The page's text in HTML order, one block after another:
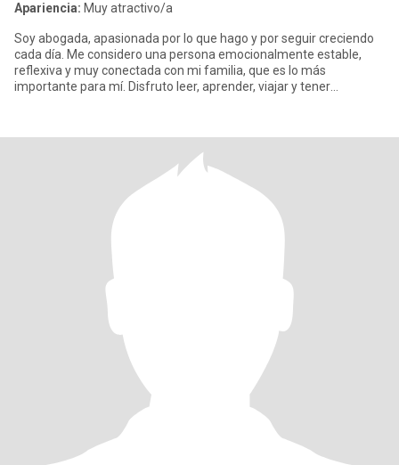
Apariencia: Muy atractivo/a
Soy abogada, apasionada por lo que hago y por seguir creciendo
cada día. Me considero una persona emocionalmente estable,
reflexiva y muy conectada con mi familia, que es lo más
importante para mí. Disfruto leer, aprender, viajar y tener